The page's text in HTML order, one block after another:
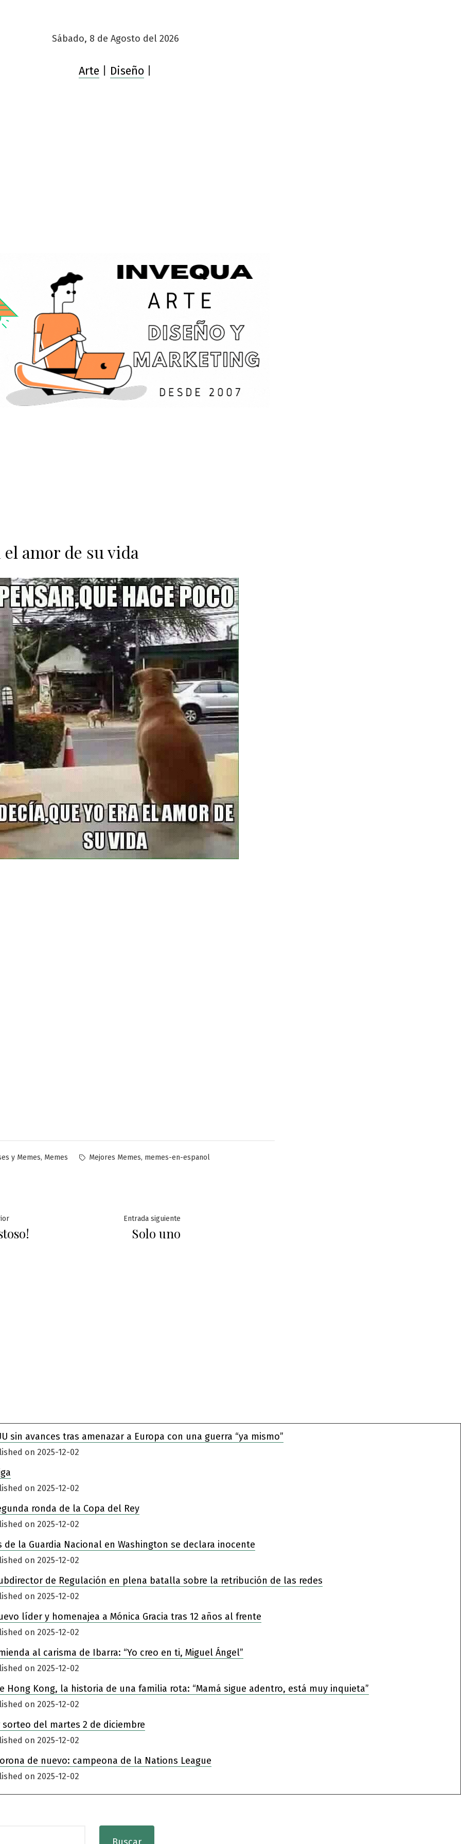
Sábado, 8 de Agosto del 2026
Arte Diseño
el amor de su vida
y Memes, Memes Etiquetas:
Mejores Memes, memes-en-espanol
Entrada
anterior:
Entrada siguiente
Solo uno
sin avances tras amenazar a Europa con una guerra “ya mismo”
on 2025-12-02
on 2025-12-02
ronda de la Copa del Rey
on 2025-12-02
la Guardia Nacional en Washington se declara inocente
on 2025-12-02
de Regulación en plena batalla sobre la retribución de las redes
on 2025-12-02
líder y homenajea a Mónica Gracia tras 12 años al frente
on 2025-12-02
al carisma de Ibarra: “Yo creo en ti, Miguel Ángel”
on 2025-12-02
Kong, la historia de una familia rota: “Mamá sigue adentro, está muy inquieta”
on 2025-12-02
del martes 2 de diciembre
on 2025-12-02
de nuevo: campeona de la Nations League
on 2025-12-02